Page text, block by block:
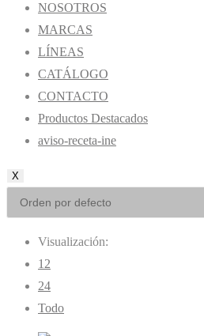
NOSOTROS
MARCAS
LÍNEAS
CATÁLOGO
CONTACTO
Productos Destacados
aviso-receta-ine
X
Visualización:
12
24
Todo